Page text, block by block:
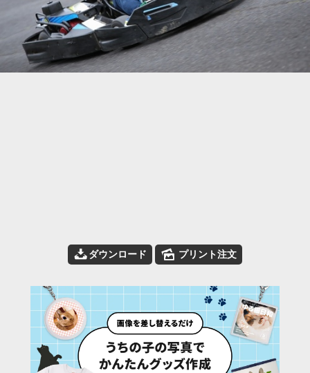
📥ダウンロード 🌄 プリント注文